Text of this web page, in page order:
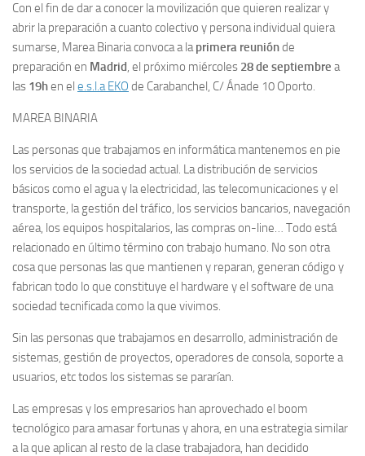
Con el fin de dar a conocer la movilización que quieren realizar y
abrir la preparación a cuanto colectivo y persona individual quiera
sumarse, Marea Binaria convoca a laprimera reuniónde
preparación en Madrid, el próximo miércoles 28 de septiembre a
las 19hen el e.s.l.a EKO de Carabanchel, C/ Ánade 10 Oporto.
MAREA BINARIA
Las personas que trabajamos en informática mantenemos en pie
los servicios de la sociedad actual. La distribución de servicios
básicos como el agua y la electricidad, las telecomunicaciones y el
transporte, la gestión del tráfico, los servicios bancarios, navegación
aérea, los equipos hospitalarios, las compras on-line… Todo está
relacionado en último término con trabajo humano. No son otra
cosa que personas las que mantienen y reparan, generan código y
fabrican todo lo que constituye el hardware y el software de una
sociedad tecnificada como la que vivimos.
Sin las personas que trabajamos en desarrollo, administración de
sistemas, gestión de proyectos, operadores de consola, soporte a
usuarios, etc todos los sistemas se pararían.
Las empresas y los empresarios han aprovechado el boom
tecnológico para amasar fortunas y ahora, en una estrategia similar
a la que aplican al resto de la clase trabajadora, han decidido